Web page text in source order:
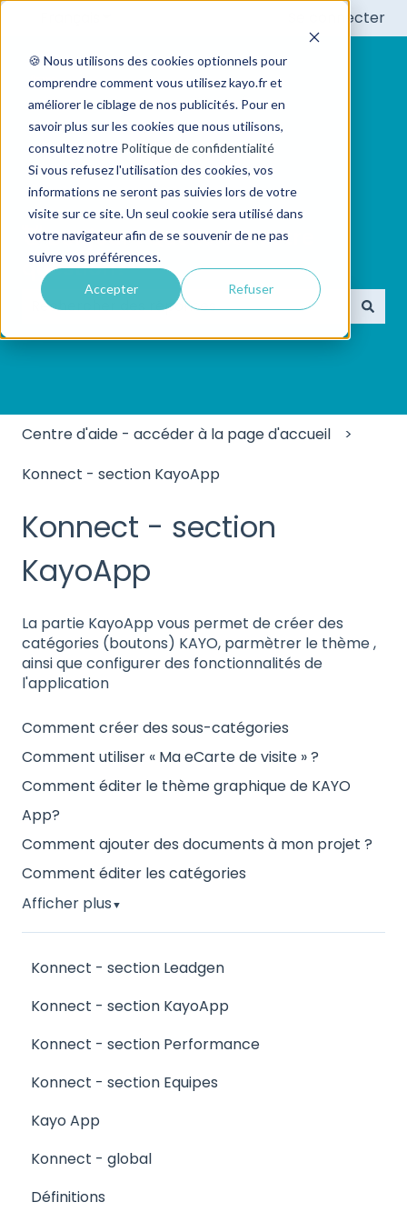
🍪 Nous utilisons des cookies optionnels pour
comprendre comment vous utilisez kayo.fr et
améliorer le ciblage de nos publicités. Pour en
savoir plus sur les cookies que nous utilisons,
consultez notre Politique de confidentialité
Si vous refusez l'utilisation des cookies, vos
informations ne seront pas suivies lors de votre
visite sur ce site. Un seul cookie sera utilisé dans
votre navigateur afin de se souvenir de ne pas
suivre vos préférences.
Accepter Refuser
Afficher le sous-menu pour les traductions
Se connecter
👋 Bonjour ! Quelle est votre
question?
Il n'y a aucune suggestion car le champ de
Centre d'aide - accéder à la page d'accueil
Konnect - section KayoApp
Konnect - section
KayoApp
La partie KayoApp vous permet de créer des
catégories (boutons) KAYO, parmètrer le thème ,
ainsi que configurer des fonctionnalités de
l'application
Comment créer des sous-catégories
Comment utiliser « Ma eCarte de visite » ?
Comment éditer le thème graphique de KAYO
App?
Comment ajouter des documents à mon projet ?
Comment éditer les catégories
Afficher plus▼
Konnect - section Leadgen
Konnect - section KayoApp
Konnect - section Performance
Konnect - section Equipes
Kayo App
Konnect - global
Définitions